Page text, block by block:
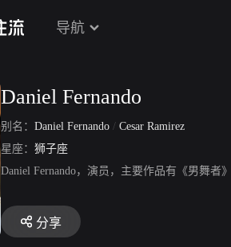
导航
Daniel Fernando
别名： Daniel Fernando / Cesar Ramirez
星座： 狮子座
Daniel Fernando，演员，主要作品有《男舞者
分享